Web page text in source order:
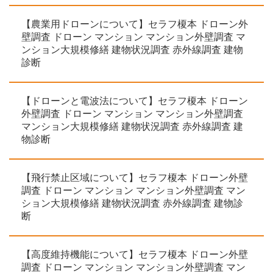
【農業用ドローンについて】セラフ榎本 ドローン外
壁調査 ドローン マンション マンション外壁調査 マ
ンション大規模修繕 建物状況調査 赤外線調査 建物
診断
【ドローンと電波法について】セラフ榎本 ドローン
外壁調査 ドローン マンション マンション外壁調査
マンション大規模修繕 建物状況調査 赤外線調査 建
物診断
【飛行禁止区域について】セラフ榎本 ドローン外壁
調査 ドローン マンション マンション外壁調査 マン
ション大規模修繕 建物状況調査 赤外線調査 建物診
断
【高度維持機能について】セラフ榎本 ドローン外壁
調査 ドローン マンション マンション外壁調査 マン